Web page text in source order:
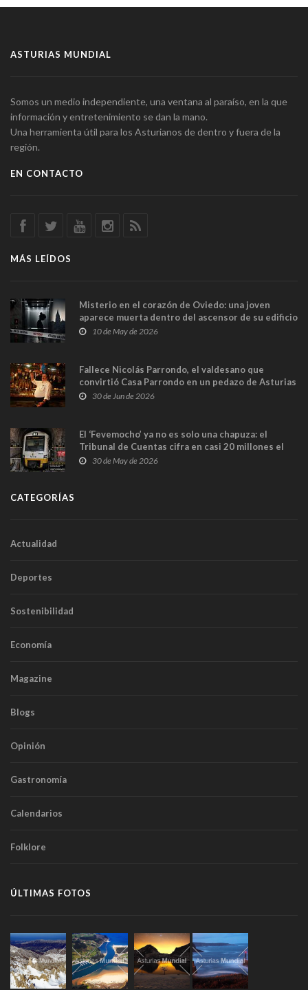
ASTURIAS MUNDIAL
Somos un medio independiente, una ventana al paraíso, en la que
información y entretenimiento se dan la mano.
Una herramienta útil para los Asturianos de dentro y fuera de la
región.
EN CONTACTO
MÁS LEÍDOS
Misterio en el corazón de Oviedo: una joven
aparece muerta dentro del ascensor de su edificio
y las cámaras captan sus últimos minutos
10 de May de 2026
Fallece Nicolás Parrondo, el valdesano que
convirtió Casa Parrondo en un pedazo de Asturias
en Madrid
30 de Jun de 2026
El ‘Fevemocho’ ya no es solo una chapuza: el
Tribunal de Cuentas cifra en casi 20 millones el
sobrecoste de los trenes que no cabían por los
30 de May de 2026
CATEGORÍAS
Actualidad
Deportes
Sostenibilidad
Economía
Magazine
Blogs
Opinión
Gastronomía
Calendarios
Folklore
ÚLTIMAS FOTOS